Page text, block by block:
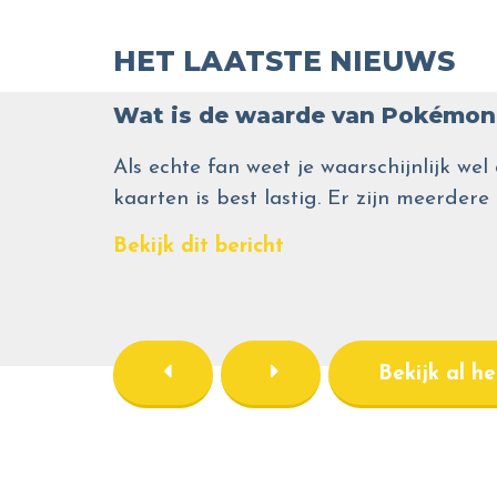
HET LAATSTE NIEUWS
Wat is de waarde van
Als echte fan weet je waarschijnlijk
kaarten is best lastig. Er zijn
Bekijk dit bericht
Bekijk al